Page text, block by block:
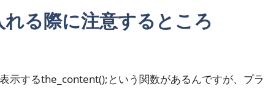
る際に注意するところ
示するthe_content();という関数があるんですが、プラ